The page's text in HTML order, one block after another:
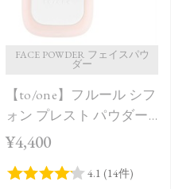
レビューが多い順
レビュー評価が高い順
】
FACE POWDER フェイスパウ
ダー
【to/one】フルール シフ
ォン プレスト パウダー
［00］
¥4,400